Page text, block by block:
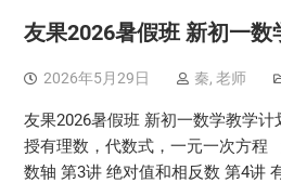
友果2026暑假班 新初一数
2026年5月29日 秦, 老师
友果2026暑假班 新初一数学教学
授有理数，代数式，一元一次方程
数轴 第3讲 绝对值和相反数 第4讲